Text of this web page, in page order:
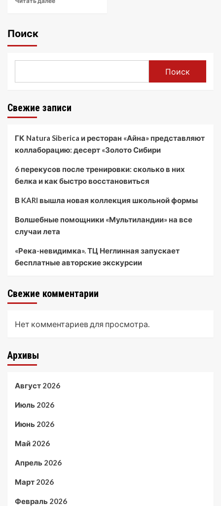
Поиск
Поиск
Свежие записи
ГК Natura Siberica и ресторан «Айна» представляют
коллаборацию: десерт «Золото Сибири
6 перекусов после тренировки: сколько в них
белка и как быстро восстановиться
В KARI вышла новая коллекция школьной формы
Волшебные помощники «Мультиландии» на все
случаи лета
«Река-невидимка». ТЦ Неглинная запускает
бесплатные авторские экскурсии
Свежие комментарии
Нет комментариев для просмотра.
Архивы
Август 2026
Июль 2026
Июнь 2026
Май 2026
Апрель 2026
Март 2026
Февраль 2026